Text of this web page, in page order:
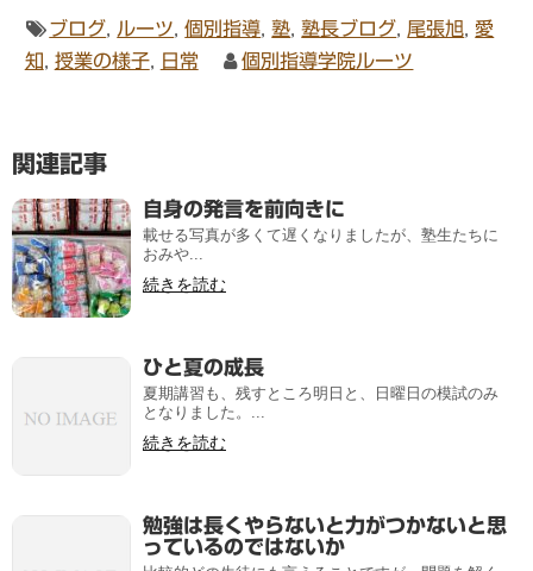
ブログ ルーツ ,個別指導 ,塾 ,塾長ブログ 尾張旭
愛
知
授業の様子, 日常 個別指導学院ルーツ
関連記事
自身の発言を前向きに
載せる写真が多くて遅くなりましたが、塾生たちに
おみや...
続きを読む
ひと夏の成長
夏期講習も、残すところ明日と、日曜日の模試のみ
となりました。...
続きを読む
勉強は長くやらないと力がつかないと思
っているのではないか